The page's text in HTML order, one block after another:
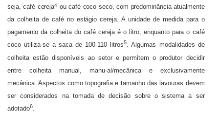
seja, café cereja4 ou café coco seco, com predominância atualmente
da colheita de café no estágio cereja. A unidade de medida para o
pagamento da colheita do café cereja é o litro, enquanto parao café
coco utiliza-se a saca de 100-110 litros5. Algumas modalidades de
colheita estão disponíveis ao setor e permitem o produtor decidir
entre colheita manual, manu-al/mecânica e exclusivamente
mecânica. Aspectos como topografia e tamanho das la­vouras devem
ser considerados na tomada de decisão sobre o sistema a ser
adotado6.